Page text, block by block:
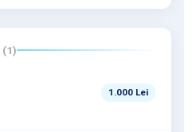
(1)
1.000 Lei